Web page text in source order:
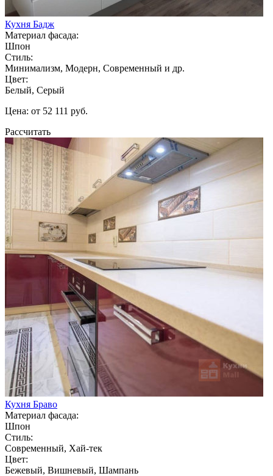
Кухня Бадж
Материал фасада:
Шпон
Стиль:
Минимализм, Модерн, Современный и др.
Цвет:
Белый, Серый
Цена: от 52 111 руб.
Рассчитать
Кухня Браво
Материал фасада:
Шпон
Стиль:
Современный, Хай-тек
Цвет:
Бежевый, Вишневый, Шампань